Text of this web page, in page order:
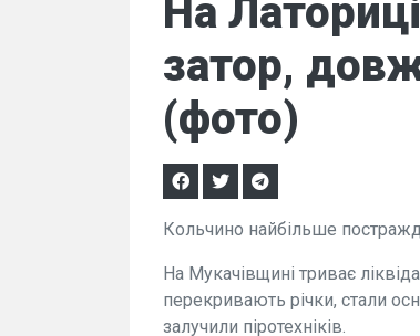
На
затор,
(фото)
Кольчино найбільше
На Мукачівщині триває
перекривають річки, стали
залучили піротехніків.